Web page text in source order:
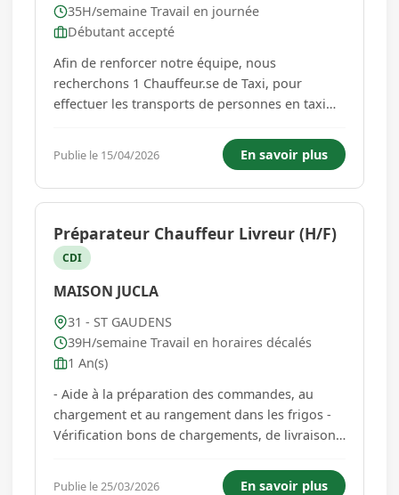
35H/semaine Travail en journée
Débutant accepté
Afin de renforcer notre équipe, nous
recherchons 1 Chauffeur.se de Taxi, pour
effectuer les transports de personnes en taxi
privé. Le permis TAXI est obligatoire. Vos
missions : - Prendre en charge les patients à
leur domicile/ hôpital/clinique afin d...
Publie le 15/04/2026 En savoir plus
Préparateur Chauffeur Livreur (H/F)
CDI
MAISON JUCLA
31 - ST GAUDENS
39H/semaine Travail en horaires décalés
1 An(s)
- Aide à la préparation des commandes, au
chargement et au rangement dans les frigos -
Vérification bons de chargements, de livraisons,
tournée affectée et entre les sites de SAINT-
Publie le 25/03/2026 En savoir plus